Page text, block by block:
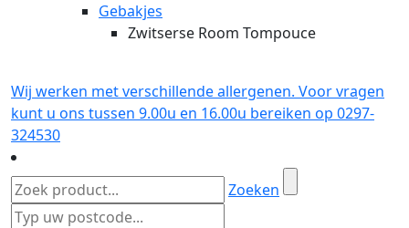
Gebakjes
Zwitserse Room Tompouce
Wij werken met verschillende allergenen. Voor vragen
kunt u ons tussen 9.00u en 16.00u bereiken op 0297-
324530
Zoeken